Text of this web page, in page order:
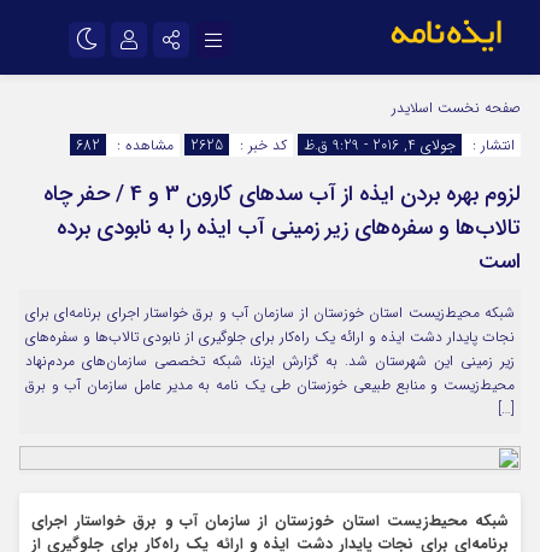
اینستاگرام
سروش
ایتا
آپارات
اپلیکیشن رمز عبور
صفحه نخست اسلایدر
انتشار :
جولای 4, 2016 - 9:29 ق.ظ کد خبر : 2625 مشاهده : 682
لزوم بهره بردن ایذه از آب سدهای کارون 3 و 4 / حفر چاه
تالاب‌ها و سفره‌های زیر زمینی آب ایذه را به نابودی برده
است
شبکه محیط‌زیست استان خوزستان از سازمان آب و برق خواستار اجرای برنامه‌ای برای
نجات پایدار دشت ایذه و ارائه یک راه‌کار برای جلوگیری از نابودی تالاب‌ها و سفره‌های
زیر زمینی این شهرستان شد. به گزارش ایزنا، شبکه تخصصی سازمان‌های مردم‌نهاد
محیط‌زیست و منابع طبیعی خوزستان طی یک نامه به مدیر عامل سازمان آب و برق
[…]
شبکه محیط‌زیست استان خوزستان از سازمان آب و برق خواستار اجرای
برنامه‌ای برای نجات پایدار دشت ایذه و ارائه یک راه‌کار برای جلوگیری از